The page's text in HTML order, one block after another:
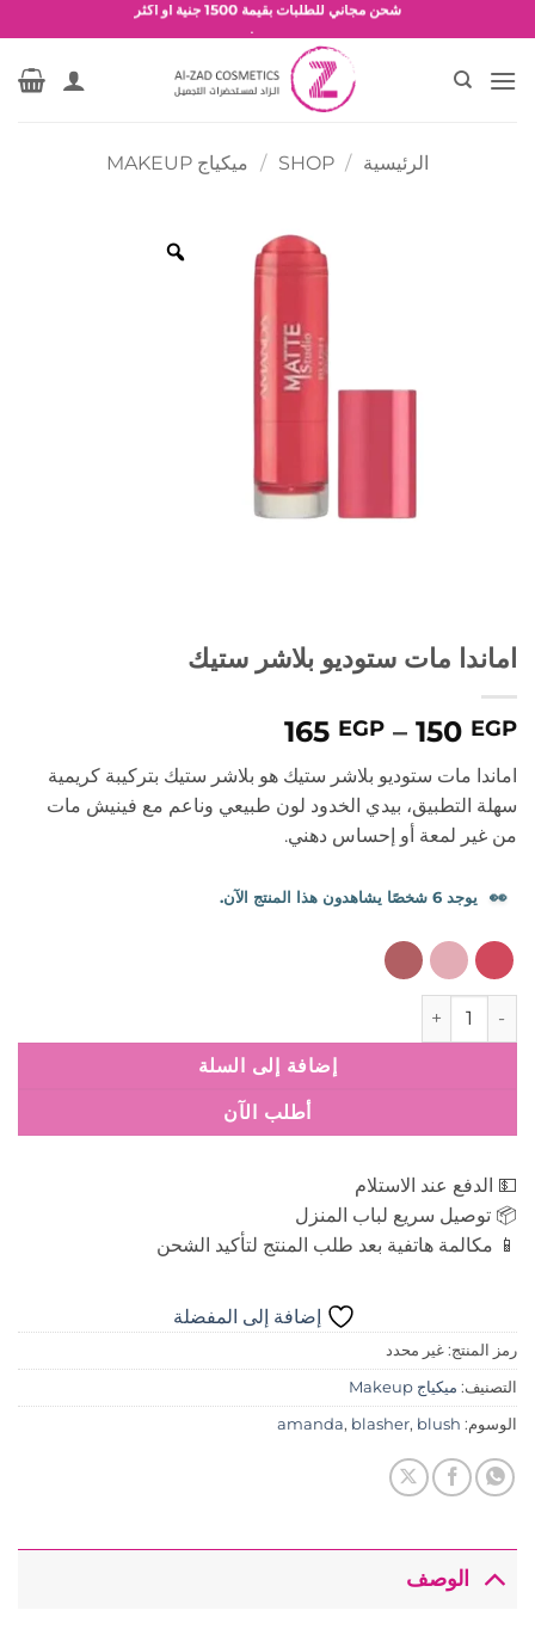
للمحتوى
شحن مجاني للطلبات بقيمة 1500 جنية أو أكثر
عروض وخصومات حصرية
الرئيسية /
SHOP
/ ميكياج MAKEUP
اماندا مات ستوديو بلاشر ستيك
150 EGP
–
165 EGP
نطاق
السعر:
من
اماندا مات ستوديو بلاشر ستيك هو بلاشر ستيك بتركيبة كريمية
سهلة التطبيق، بيدي الخدود لون طبيعي وناعم مع فينيش مات
من غير لمعة أو إحساس دهني.
👀 يوجد 6 شخصًا يشاهدون هذا المنتج الآن.
كمية اماندا مات ستوديو بلاشر ستيك
إضافة إلى السلة
أطلب الآن
💵 الدفع عند الاستلام
📦 توصيل سريع لباب المنزل
📱 مكالمة هاتفية بعد طلب المنتج لتأكيد الشحن
إضافة إلى المفضلة
رمز المنتج: غير محدد
التصنيف: ميكياج Makeup
الوسوم: amanda, blasher, blush
الوصف